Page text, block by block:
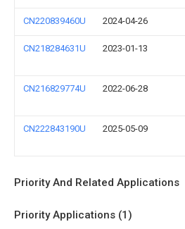
CN220839460U 2024-04-26
CN218284631U 2023-01-13
CN216829774U 2022-06-28
CN222843190U 2025-05-09
Priority And Related Applications
Priority Applications (1)